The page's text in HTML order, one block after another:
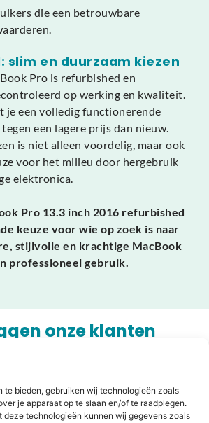
te bieden, gebruiken wij technologieën zoals
je apparaat op te slaan en/of te raadplegen.
deze technologieën kunnen wij gegevens zoals
die een betrouwbare
slim en duurzaam kiezen
Pro is refurbished en
op werking en kwaliteit.
je een volledig functionerende
een lagere prijs dan nieuw.
is niet alleen voordelig, maar ook
voor het milieu door hergebruik
elektronica.
Pro 13.3 inch 2016 refurbished
keuze voor wie op zoek is naar
stijlvolle en krachtige MacBook
professioneel gebruik.
onze klanten
apparaat inruilen of
verkopen?
geloven we in een groene en